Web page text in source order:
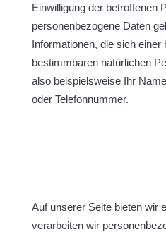
Einwilligung der betroffenen
personenbezogene Daten
Informationen, die sich einer
bestimmbaren natürlichen
also beispielsweise Ihr
oder Telefonnummer.
Auf unserer Seite bieten wir
verarbeiten wir